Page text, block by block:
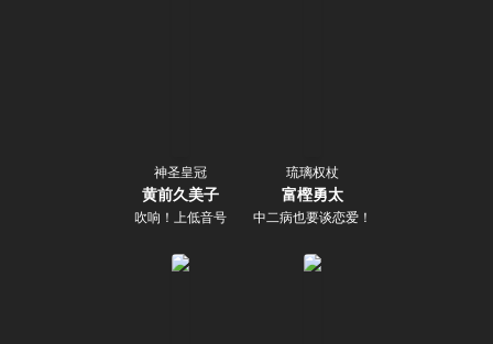
神圣皇冠
黄前久美子
吹响！上低音号
琉璃权杖
富樫勇太
中二病也要谈恋爱！